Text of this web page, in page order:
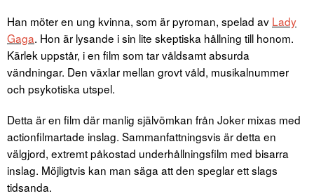
Han möter en ung kvinna, som är pyroman, spelad av Lady
Gaga. Hon är lysande i sin lite skeptiska hållning till honom.
Kärlek uppstår, i en film som tar våldsamt absurda
vändningar. Den växlar mellan grovt våld, musikalnummer
och psykotiska utspel.
Detta är en film där manlig självömkan från Joker mixas med
actionfilmartade inslag. Sammanfattningsvis är detta en
välgjord, extremt påkostad underhållningsfilm med bisarra
inslag. Möjligtvis kan man säga att den speglar ett slags
tidsanda.